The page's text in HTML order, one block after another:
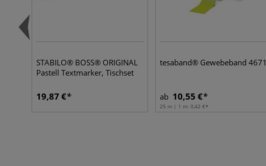
STABILO® BOSS® ORIGINAL
Pastell Textmarker, Tischset
19,87 €
tesaband® Gewebeband 4671
ab 10,55 €
25 m | 1 m: 0,42 €